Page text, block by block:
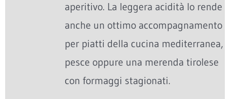
aperitivo. La leggera acidità lo rende
anche un ottimo accompagnamento
per piatti della cucina mediterranea,
pesce oppure una merenda tirolese
con formaggi stagionati.